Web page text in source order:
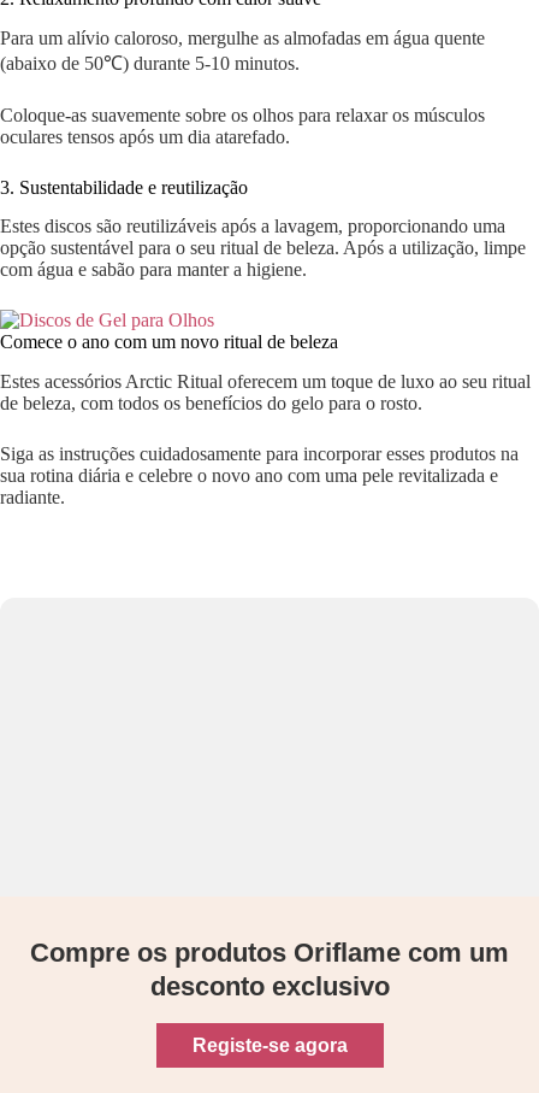
Para um alívio caloroso, mergulhe as almofadas em água quente
(abaixo de 50℃) durante 5-10 minutos.
Coloque-as suavemente sobre os olhos para relaxar os músculos
oculares tensos após um dia atarefado.
3. Sustentabilidade e reutilização
Estes discos são reutilizáveis após a lavagem, proporcionando uma
opção sustentável para o seu ritual de beleza. Após a utilização, limpe
com água e sabão para manter a higiene.
Comece o ano com um novo ritual de beleza
Estes acessórios Arctic Ritual oferecem um toque de luxo ao seu ritual
de beleza, com todos os benefícios do gelo para o rosto.
Siga as instruções cuidadosamente para incorporar esses produtos na
sua rotina diária e celebre o novo ano com uma pele revitalizada e
radiante.
Compre os produtos Oriflame com um
desconto exclusivo
Registe-se agora